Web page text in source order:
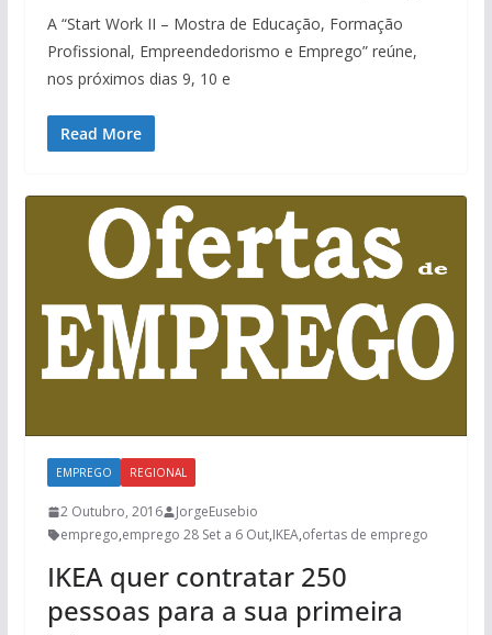
A “Start Work II – Mostra de Educação, Formação
Profissional, Empreendedorismo e Emprego” reúne,
nos próximos dias 9, 10 e
Read More
EMPREGO REGIONAL
2 Outubro, 2016
JorgeEusebio
emprego,emprego 28 Set a 6 Out,IKEA,ofertas de emprego
IKEA quer contratar 250
pessoas para a sua primeira